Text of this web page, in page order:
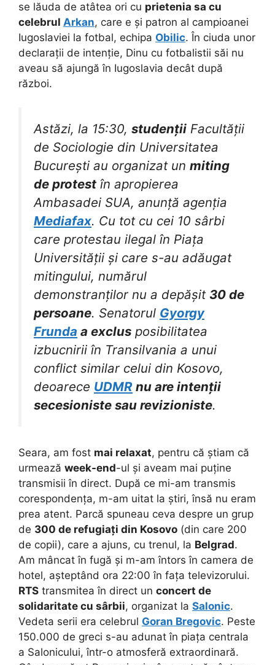
se lăuda de atâtea ori cu prietenia sa cu
celebrul Arkan, care e și patron al campioanei
Iugoslaviei la fotbal, echipa Obilic. În ciuda unor
declarații de intenție, Dinu cu fotbalistii săi nu
aveau să ajungă în Iugoslavia decât după
război.
Astăzi, la 15:30, studenții Facultății
de Sociologie din Universitatea
București au organizat un miting
de protest în apropierea
Ambasadei SUA, anunță agenția
Mediafax. Cu tot cu cei 10 sârbi
care protestau ilegal în Piața
Universității și care s-au adăugat
mitingului, numărul
demonstranților nu a depășit 30 de
persoane. Senatorul Gyorgy
Frunda a exclus posibilitatea
izbucnirii în Transilvania a unui
conflict similar celui din Kosovo,
deoarece UDMR nu are intenții
secesioniste sau revizioniste.
Seara, am fost mai relaxat, pentru că știam că
urmează week-end-ul și aveam mai puține
transmisii în direct. După ce mi-am transmis
corespondența, m-am uitat la știri, însă nu eram
prea atent. Parcă spuneau ceva despre un grup
de 300 de refugiați din Kosovo (din care 200
de copii), care a ajuns, cu trenul, la Belgrad.
Am mâncat în fugă și m-am întors în camera de
hotel, așteptând ora 22:00 în fața televizorului.
RTS transmitea în direct un concert de
solidaritate cu sârbii, organizat la Salonic.
Vedeta serii era celebrul Goran Bregovic. Peste
150.000 de greci s-au adunat în piața centrala
a Salonicului, într-o atmosferă extraordinară.